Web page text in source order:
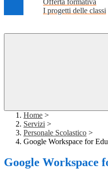
Offerta formativa
I progetti delle classi
Home >
Servizi >
Personale Scolastico >
Google Workspace for
Google Workspace